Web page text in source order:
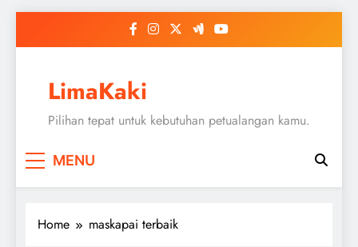
LimaKaki
Pilihan tepat untuk kebutuhan petualangan kamu.
MENU
Home maskapai terbaik